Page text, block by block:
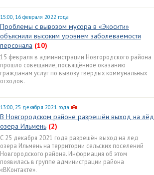
15:00, 16 февраля 2022 года
Проблемы с вывозом мусора в «Экосити»
объяснили высоким уровнем заболеваемости
персонала (10)
15 февраля в администрации Новгородского района
прошло совещание, посвящённое оказанию
гражданам услуг по вывозу твердых коммунальных
отходов.
13:00, 25 декабря 2021 года
В Новгородском районе разрешён выход на лёд
озера Ильмень (2)
С 25 декабря 2021 года разрешён выход на лед
озера Ильмень на территории сельских поселений
Новгородского района. Информация об этом
появилась в группе администрации района
«ВКонтакте».